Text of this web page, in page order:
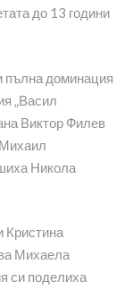
до 13 години
пълна доминация
„Васил
Виктор Филев
Никола
Кристина
Михаела
си поделиха